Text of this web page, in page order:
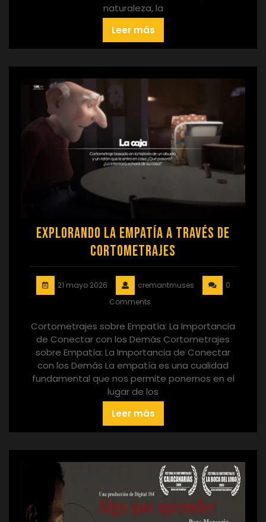
naturaleza, la
Leer más
Explorando la Empatía a Través de
Cortometrajes
21 mayo 2026 cremantmuses
0
Comments
Cortometrajes sobre Empatía: La Importancia
de Conectar con los Demás Cortometrajes
sobre Empatía: La Importancia de Conectar
con los Demás La empatía es una cualidad
fundamental que nos permite ponernos en el
lugar de los
Leer más